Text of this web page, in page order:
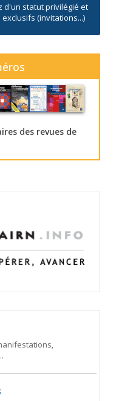
d'un statut privilégié et
(invitations...)
des revues de